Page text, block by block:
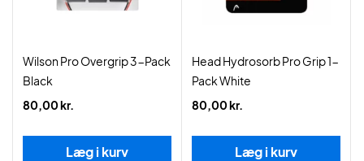
Wilson Pro Overgrip 3-Pack
Black
80,00 kr.
Læg i kurv
Head Hydrosorb Pro Grip 1-
Pack White
80,00 kr.
Læg i kurv